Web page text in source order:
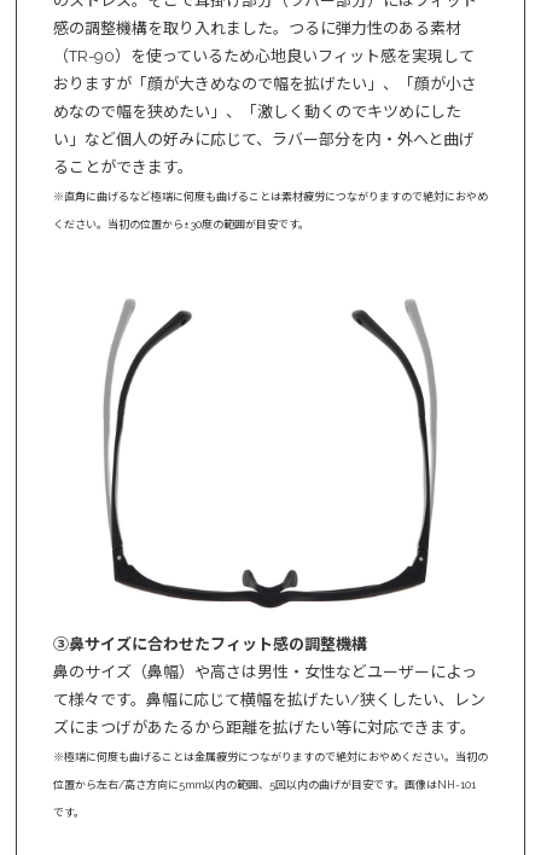
感の調整機構を取り入れました。つるに弾力性のある素材
（TR-90）を使っているため心地良いフィット感を実現して
おりますが「顔が大きめなので幅を拡げたい」、「顔が小さ
めなので幅を狭めたい」、「激しく動くのでキツめにした
い」など個人の好みに応じて、ラバー部分を内・外へと曲げ
ることができます。
※直角に曲げるなど極端に何度も曲げることは素材疲労につながりますので絶対におやめ
ください。当初の位置から±30度の範囲が目安です。
③鼻サイズに合わせたフィット感の調整機構
鼻のサイズ（鼻幅）や高さは男性・女性などユーザーによっ
て様々です。鼻幅に応じて横幅を拡げたい/狭くしたい、レン
ズにまつげがあたるから距離を拡げたい等に対応できます。
※極端に何度も曲げることは金属疲労につながりますので絶対におやめください。当初の
位置から左右/高さ方向に5mm以内の範囲、5回以内の曲げが目安です。画像はNH-101
です。